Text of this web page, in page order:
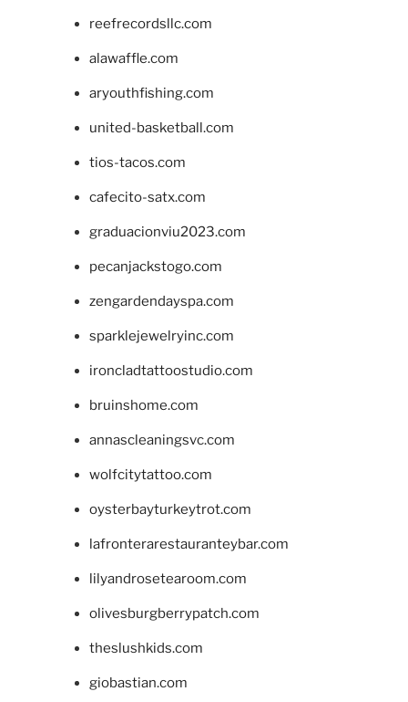
reefrecordsllc.com
alawaffle.com
aryouthfishing.com
united-basketball.com
tios-tacos.com
cafecito-satx.com
graduacionviu2023.com
pecanjackstogo.com
zengardendayspa.com
sparklejewelryinc.com
ironcladtattoostudio.com
bruinshome.com
annascleaningsvc.com
wolfcitytattoo.com
oysterbayturkeytrot.com
lafronterarestauranteybar.com
lilyandrosetearoom.com
olivesburgberrypatch.com
theslushkids.com
giobastian.com